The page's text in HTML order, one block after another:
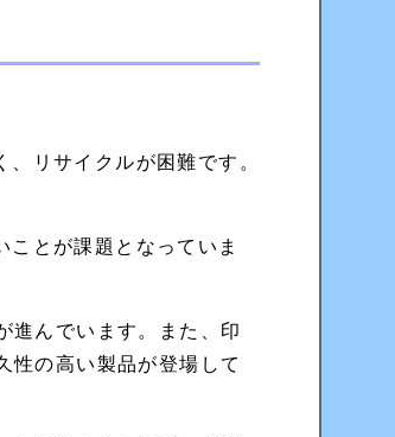
リサイクルが困難です。
とが課題となっていま
進んでいます。また、印
性の高い製品が登場して